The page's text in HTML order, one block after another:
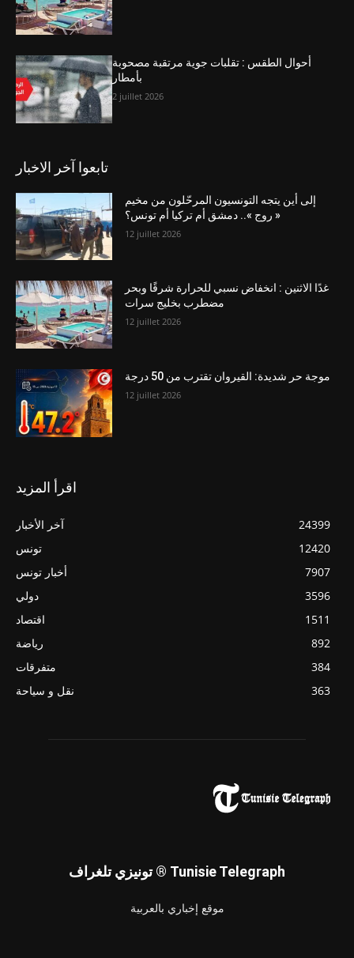
أحوال الطقس : تقلبات جوية مرتقبة مصحوبة
بأمطار
2 juillet 2026
تابعوا آخر الاخبار
إلى أين يتجه التونسيون المرحّلون من مخيم
« روج ».. دمشق أم تركيا أم تونس؟
12 juillet 2026
غدًا الاثنين : انخفاض نسبي للحرارة شرقًا وبحر
مضطرب بخليج سرات
12 juillet 2026
موجة حر شديدة: القيروان تقترب من 50 درجة
12 juillet 2026
اقرأ المزيد
آخر الأخبار
24399
تونس
12420
أخبار تونس
7907
دولي
3596
اقتصاد
1511
رياضة
892
متفرقات
384
نقل و سياحة
363
تونيزي تلغراف ® Tunisie Telegraph
موقع إخباري بالعربية